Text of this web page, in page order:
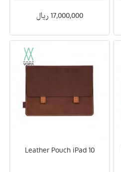
17,000,000 ریال
Leather Pouch iPad 10